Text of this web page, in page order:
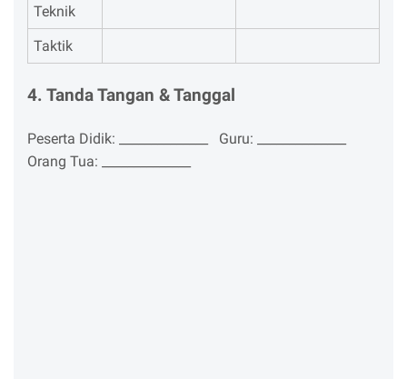
Teknik
Taktik
4. Tanda Tangan & Tanggal
Peserta Didik: ______________ Guru: ______________
Orang Tua: ______________